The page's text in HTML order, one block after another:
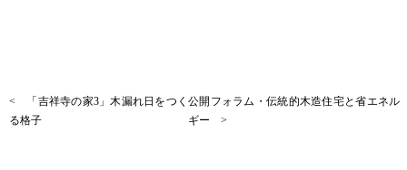
< 「吉祥寺の家3」木漏れ日をつく
る格子
公開フォラム・伝統的木造住宅と省エネル
ギー >